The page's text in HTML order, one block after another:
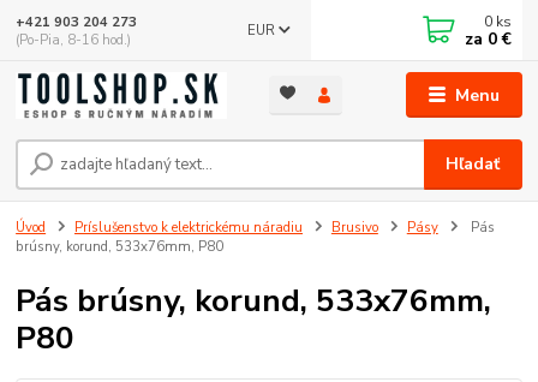
Menu
EUR
Hľadať
+421 903 204 273
(Po-Pia, 8-16 hod.)
0 ks
za 0 €
Úvod Príslušenstvo k elektrickému náradiu Brusivo Pásy
Pás
brúsny, korund, 533x76mm, P80
Pás brúsny, korund, 533x76mm,
P80